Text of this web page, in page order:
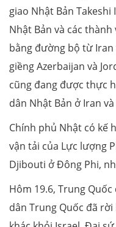
giao Nhật Bản
Nhật Bản và các
bằng đường bộ từ Iran
giềng Azerbaijan và
cũng đang được thực
dân Nhật Bản ở Iran
Chính phủ Nhật có kế
vận tải của Lực lượng
Djibouti ở Đông Phi,
Hôm 19.6, Trung
dân Trung Quốc đã